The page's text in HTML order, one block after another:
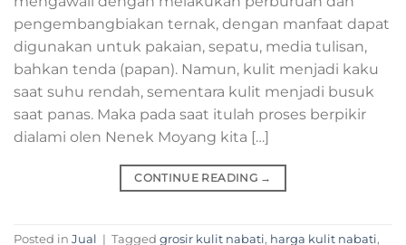
pengembangbiakan ternak, dengan manfaat dapat
digunakan untuk pakaian, sepatu, media tulisan,
bahkan tenda (papan). Namun, kulit menjadi kaku
saat suhu rendah, sementara kulit menjadi busuk
saat panas. Maka pada saat itulah proses berpikir
dialami olen Nenek Moyang kita […]
CONTINUE READING →
Posted in Jual | Tagged grosir kulit nabati, harga kulit nabati,